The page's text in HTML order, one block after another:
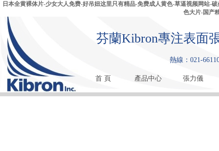
日本全黄裸体片-少女大人免费-好吊妞这里只有精品-免费成人黄色-草逼视频网站-
色大片-国产
芬蘭Kibron專注表面
熱線：021-
首 頁 產品中心 張力儀